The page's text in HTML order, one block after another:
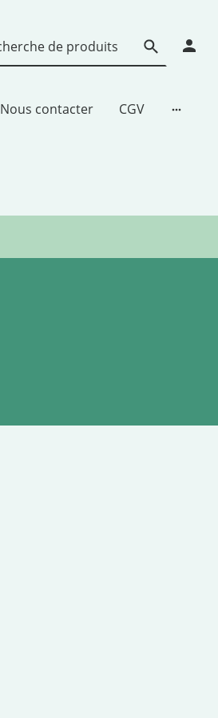
Nous contacter CGV